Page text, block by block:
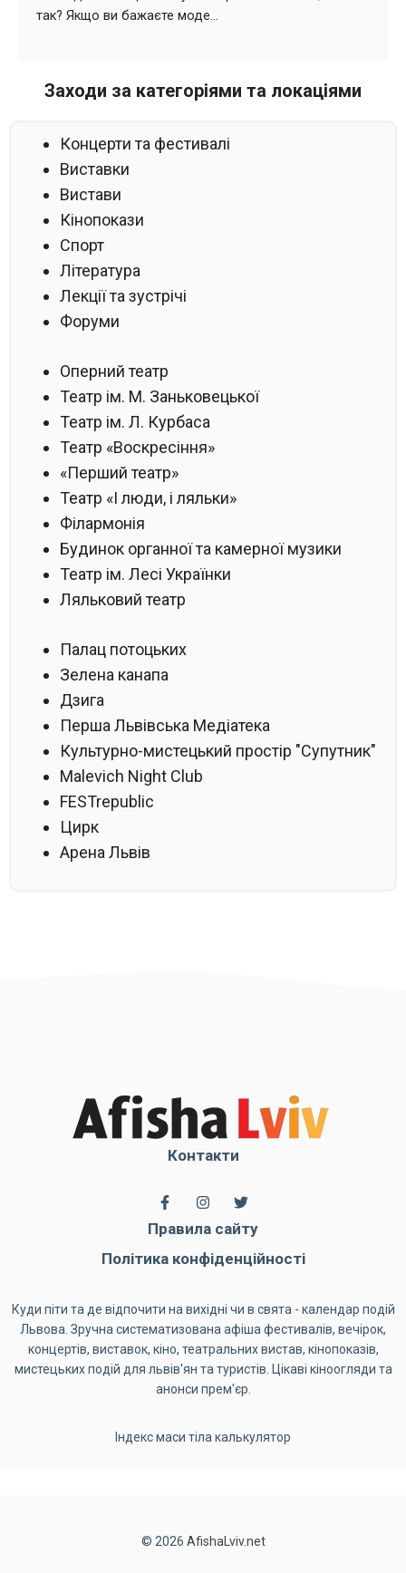
Заходи за категоріями та локаціями
Концерти та фестивалі
Виставки
Вистави
Кінопокази
Спорт
Література
Лекції та зустрічі
Форуми
Оперний театр
Театр ім. М. Заньковецької
Театр ім. Л. Курбаса
Театр «Воскресіння»
«Перший театр»
Театр «І люди, і ляльки»
Філармонія
Будинок органної та камерної музики
Театр ім. Лесі Українки
Ляльковий театр
Палац потоцьких
Зелена канапа
Дзига
Перша Львівська Медіатека
Культурно-мистецький простір "Супутник"
Malevich Night Club
FESTrepublic
Цирк
Арена Львів
Контакти
Правила сайту
Політика конфіденційності
Куди піти та де відпочити на вихідні чи в свята - календар подій
Львова. Зручна систематизована афіша фестивалів, вечірок,
концертів, виставок, кіно, театральних вистав, кінопоказів,
мистецьких подій для львів'ян та туристів. Цікаві кіноогляди та
анонси прем'єр.
Індекс маси тіла калькулятор
© 2026 AfishaLviv.net